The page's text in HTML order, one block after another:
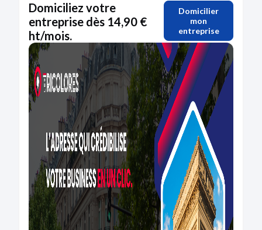
Domiciliez votre
entreprise dès 14,90 €
ht/mois.
Domicilier
mon
entreprise